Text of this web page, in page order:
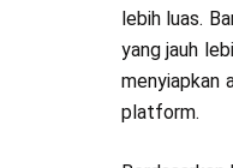
lebih luas.
yang jauh
menyiapkan
platform.